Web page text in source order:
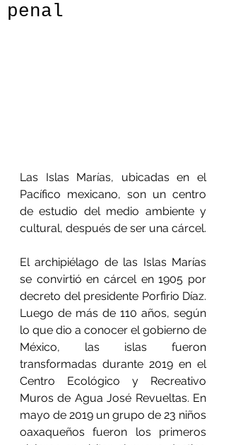
penal
Las Islas Marías, ubicadas en el
Pacífico mexicano, son un centro
de estudio del medio ambiente y
cultural, después de ser una cárcel.
El archipiélago de las Islas Marías
se convirtió en cárcel en 1905 por
decreto del presidente Porfirio Díaz.
Luego de más de 110 años, según
lo que dio a conocer el gobierno de
México, las islas fueron
transformadas durante 2019 en el
Centro Ecológico y Recreativo
Muros de Agua José Revueltas. En
mayo de 2019 un grupo de 23 niños
oaxaqueños fueron los primeros